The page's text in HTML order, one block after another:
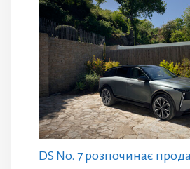
DS No. 7 розпочинає